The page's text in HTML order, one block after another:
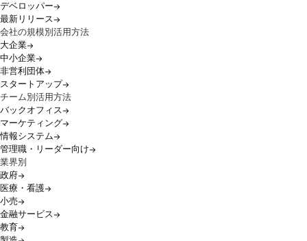
デベロッパー
最新リリース
会社の規模別活用方法
大企業
中小企業
非営利団体
スタートアップ
チーム別活用方法
バックオフィス
マーケティング
情報システム
管理職・リーダー向け
業界別
政府
医療・看護
小売
金融サービス
教育